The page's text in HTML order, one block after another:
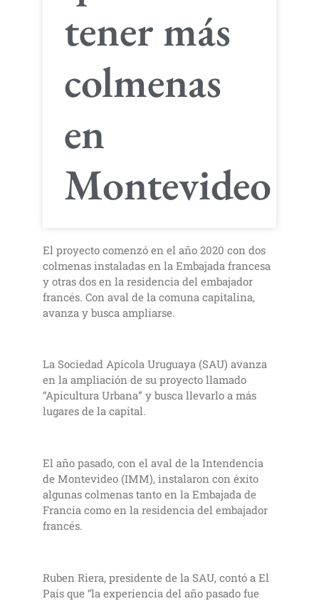
tener más
colmenas
en
Montevideo
El proyecto comenzó en el año 2020 con dos
colmenas instaladas en la Embajada francesa
y otras dos en la residencia del embajador
francés. Con aval de la comuna capitalina,
avanza y busca ampliarse.
La Sociedad Apícola Uruguaya (SAU) avanza
en la ampliación de su proyecto llamado
“Apicultura Urbana” y busca llevarlo a más
lugares de la capital.
El año pasado, con el aval de la Intendencia
de Montevideo (IMM), instalaron con éxito
algunas colmenas tanto en la Embajada de
Francia como en la residencia del embajador
francés.
Ruben Riera, presidente de la SAU, contó a El
País que “la experiencia del año pasado fue